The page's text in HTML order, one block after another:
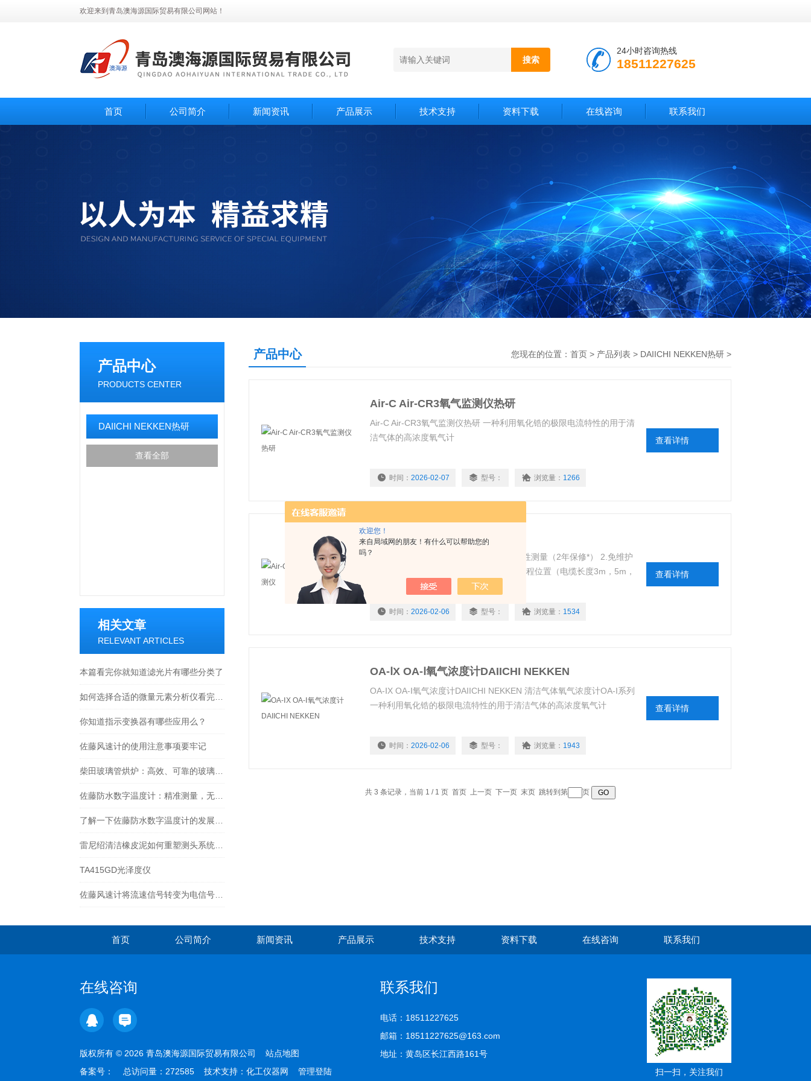
欢迎您！
来自局域网的朋友！有什么可以帮助您的
吗？
欢迎来到青岛澳海源国际贸易有限公司网站！
24小时咨询热线
18511227625
首页 公司简介 新闻资讯 产品展示 技术支持 资料下载 在线咨询 联系我们
产品中心
PRODUCTS CENTER
DAIICHI NEKKEN热研
查看全部
相关文章
RELEVANT ARTICLES
本篇看完你就知道滤光片有哪些分类了
你知道指示变换器有哪些应用么？
佐藤风速计的使用注意事项要牢记
TA415GD光泽度仪
产品中心 您现在的位置： 首页 > 产品列表 > DAIICHI NEKKEN热研 >
Air-C Air-CR3氧气监测仪热研
Air-C Air-CR3氧气监测仪热研 一种利用氧化锆的极限电流特性的用于清
洁气体的高浓度氧气计
时间： 2026-02-07 型号： 浏览量： 1266
查看详情
Air-CR5 Air-CR10氧气监测仪
Air-CR5 Air-CR10氧气监测仪 1.长期稳定性测量（2年保修*） 2.免维护
3.模拟输出4-20mA 4.远程检测方法可在远程位置（电缆长度3m，5m，
10m）进行测量
时间： 2026-02-06 型号： 浏览量： 1534
查看详情
OA-ⅠX OA-Ⅰ氧气浓度计DAIICHI NEKKEN
OA-ⅠX OA-Ⅰ氧气浓度计DAIICHI NEKKEN 清洁气体氧气浓度计OA-I系列
一种利用氧化锆的极限电流特性的用于清洁气体的高浓度氧气计
时间： 2026-02-06 型号： 浏览量： 1943
查看详情
共 3 条记录，当前 1 / 1 页 首页 上一页 下一页 末页 跳转到第 页
首页 公司简介 新闻资讯 产品展示 技术支持 资料下载 在线咨询 联系我们
在线咨询
版权所有 © 2026 青岛澳海源国际贸易有限公司 站点地图
备案号：
总访问量：272585 技术支持： 化工仪器网 管理登陆
联系我们
电话：18511227625
邮箱：18511227625@163.com
地址：黄岛区长江西路161号
扫一扫，关注我们